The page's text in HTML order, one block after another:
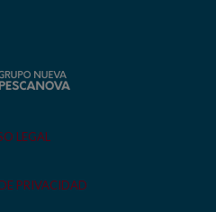
LEGAL
PRIVACIDAD